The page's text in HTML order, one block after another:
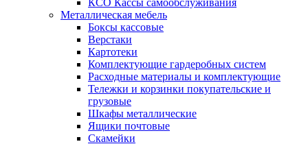
КСО Кассы самообслуживания
Металлическая мебель
Боксы кассовые
Верстаки
Картотеки
Комплектующие гардеробных систем
Расходные материалы и комплектующие
Тележки и корзинки покупательские и
грузовые
Шкафы металлические
Ящики почтовые
Скамейки